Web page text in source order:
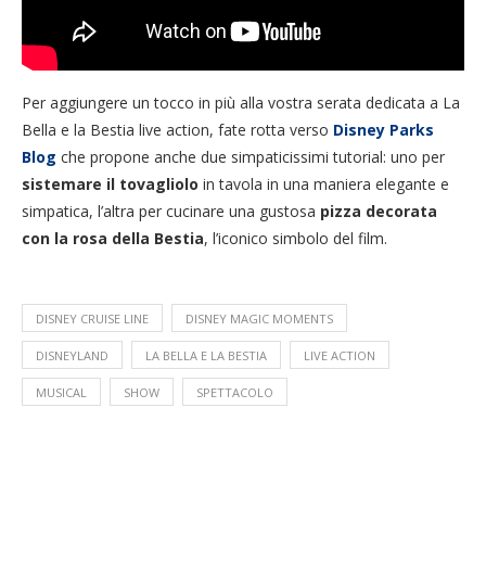
Per aggiungere un tocco in più alla vostra serata dedicata a La
Bella e la Bestia live action, fate rotta verso Disney Parks
Blog che propone anche due simpaticissimi tutorial: uno per
sistemare il tovagliolo in tavola in una maniera elegante e
simpatica, l’altra per cucinare una gustosa pizza decorata
con la rosa della Bestia, l’iconico simbolo del film.
DISNEY CRUISE LINE DISNEY MAGIC MOMENTS
DISNEYLAND LA BELLA E LA BESTIA LIVE ACTION
MUSICAL SHOW SPETTACOLO